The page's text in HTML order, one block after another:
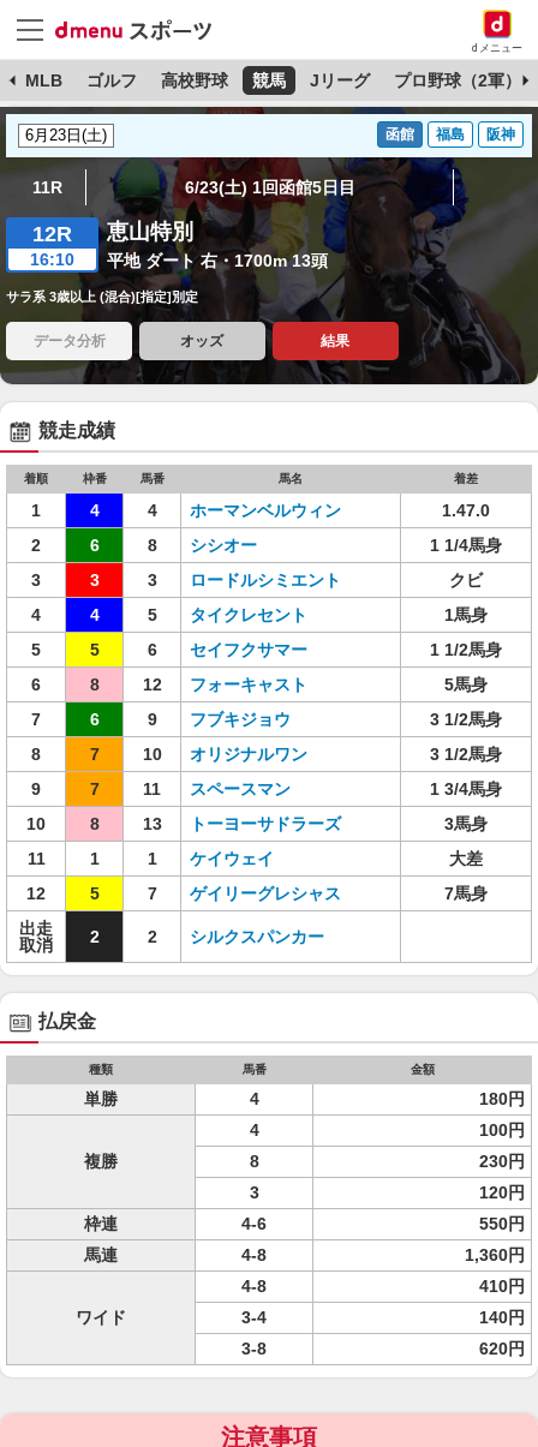
dメニュー
MLB ゴルフ 高校野球 競馬 Jリーグ プロ野球（2軍）
函館 福島 阪神
11R 6/23(土) 1回函館5日目
12R
16:10
恵山特別
平地 ダート 右・1700m 13頭
サラ系 3歳以上 (混合)[指定]別定
データ分析 オッズ 結果
競走成績
着順 枠番 馬番 馬名 着差
1 4 4 ホーマンベルウィン
1.47.0
2
6 8 シシオー
1 1/4馬身
3
3 3 ロードルシミエント
クビ
4
4 5 タイクレセント
1馬身
5
5 6 セイフクサマー
1 1/2馬身
6
8 12 フォーキャスト
5馬身
7
6 9 フブキジョウ
3 1/2馬身
8
7 10 オリジナルワン
3 1/2馬身
9
7 11 スペースマン
1 3/4馬身
10
8 13 トーヨーサドラーズ
3馬身
11
1 1 ケイウェイ
大差
12
5 7 ゲイリーグレシャス
7馬身
出走
取消
2 2 シルクスパンカー
払戻金
種類 馬番 金額
単勝 4 180円
複勝
4
100円
8
230円
3
120円
枠連
4-6
550円
馬連
4-8 1,360円
ワイド
4-8
410円
3-4
140円
3-8
620円
注意事項